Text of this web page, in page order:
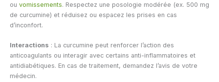
ou vomissements. Respectez une posologie modérée (ex. 500 mg
de curcumine) et réduisez ou espacez les prises en cas
d’inconfort.
Interactions : La curcumine peut renforcer l’action des
anticoagulants ou interagir avec certains anti-inflammatoires et
antidiabétiques. En cas de traitement, demandez l’avis de votre
médecin.